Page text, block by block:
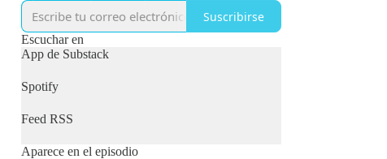
Suscribirse
Escuchar en
App de Substack
Spotify
Feed RSS
Aparece en el episodio